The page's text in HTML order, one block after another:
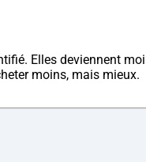
Elles deviennent
moins, mais mieux.